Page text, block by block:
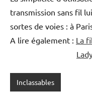
transmission sans fil
sortes de voies : à
A lire également : La
Inclassables